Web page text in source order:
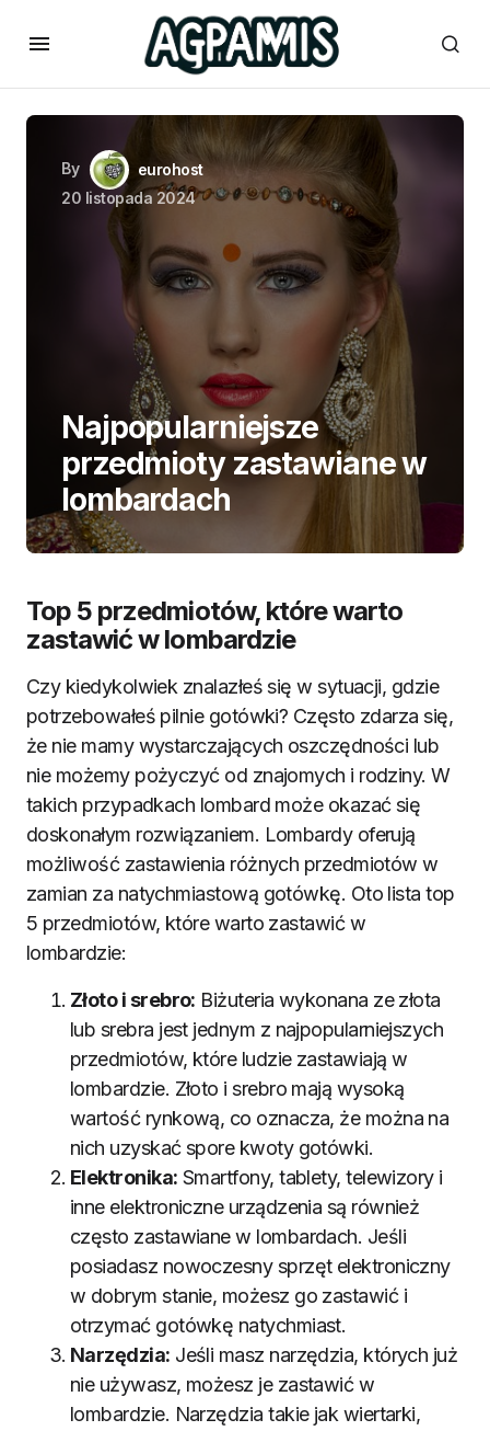
By
eurohost
20 listopada 2024
Najpopularniejsze
przedmioty zastawiane w
lombardach
Top 5 przedmiotów, które warto
zastawić w lombardzie
Czy kiedykolwiek znalazłeś się w sytuacji, gdzie
potrzebowałeś pilnie gotówki? Często zdarza się,
że nie mamy wystarczających oszczędności lub
nie możemy pożyczyć od znajomych i rodziny. W
takich przypadkach lombard może okazać się
doskonałym rozwiązaniem. Lombardy oferują
możliwość zastawienia różnych przedmiotów w
zamian za natychmiastową gotówkę. Oto lista top
5 przedmiotów, które warto zastawić w
lombardzie:
Złoto i srebro: Biżuteria wykonana ze złota
lub srebra jest jednym z najpopularniejszych
przedmiotów, które ludzie zastawiają w
lombardzie. Złoto i srebro mają wysoką
wartość rynkową, co oznacza, że można na
nich uzyskać spore kwoty gotówki.
Elektronika: Smartfony, tablety, telewizory i
inne elektroniczne urządzenia są również
często zastawiane w lombardach. Jeśli
posiadasz nowoczesny sprzęt elektroniczny
w dobrym stanie, możesz go zastawić i
otrzymać gotówkę natychmiast.
Narzędzia: Jeśli masz narzędzia, których już
nie używasz, możesz je zastawić w
lombardzie. Narzędzia takie jak wiertarki,